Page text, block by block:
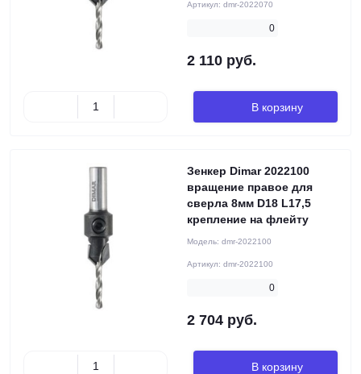
Артикул: dmr-2022070
0
2 110 руб.
В корзину
Зенкер Dimar 2022100
вращение правое для
сверла 8мм D18 L17,5
крепление на флейту
Модель: dmr-2022100
Артикул: dmr-2022100
0
2 704 руб.
В корзину